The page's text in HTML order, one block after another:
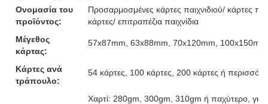
Ονομασία του
προϊόντος:
Προσαρμοσμένες κάρτες παιχνιδιού/ κάρτες
κάρτες/ επιτραπέζια παιχνίδια
Μέγεθος
κάρτας:
57x87mm, 63x88mm, 70x120mm,
Κάρτες ανά
τράπουλο:
54 κάρτες, 100 κάρτες, 200 κάρτες ή
Χαρτί: 280gm, 300gm, 310gm ή παχύτερο,